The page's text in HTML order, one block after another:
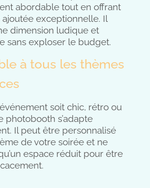
abordable tout en offrant
ajoutée exceptionnelle. Il
dimension ludique et
sans exploser le budget.
à tous les thèmes
soit chic, rétro ou
photobooth s’adapte
Il peut être personnalisé
de votre soirée et ne
espace réduit pour être